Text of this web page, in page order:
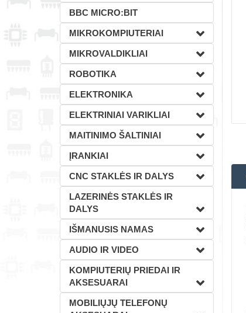
BBC MICRO:BIT
MIKROKOMPIUTERIAI
MIKROVALDIKLIAI
ROBOTIKA
ELEKTRONIKA
ELEKTRINIAI VARIKLIAI
MAITINIMO ŠALTINIAI
ĮRANKIAI
CNC STAKLĖS IR DALYS
LAZERINĖS STAKLĖS IR
DALYS
IŠMANUSIS NAMAS
AUDIO IR VIDEO
KOMPIUTERIŲ PRIEDAI IR
AKSESUARAI
MOBILIŲJŲ TELEFONŲ